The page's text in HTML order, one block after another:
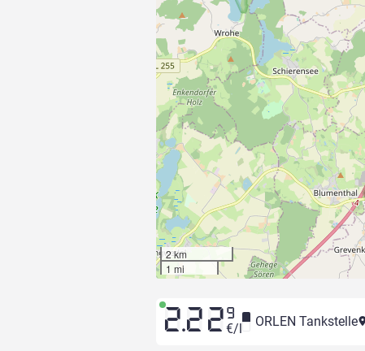
2 km
1 mi
2.22 9
€/l ORLEN Tankstelle